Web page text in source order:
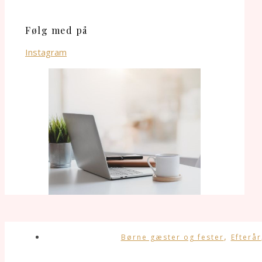
Følg med på
Instagram
Børne gæster og fester, Efterår